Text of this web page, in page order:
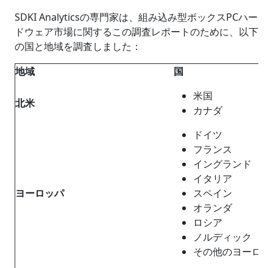
SDKI Analyticsの専門家は、組み込み型ボックスPCハー
ドウェア市場に関するこの調査レポートのために、以下
の国と地域を調査しました：
地域
国
北米
米国
カナダ
ヨーロッパ
ドイツ
フランス
イングランド
イタリア
スペイン
オランダ
ロシア
ノルディック
その他のヨーロ